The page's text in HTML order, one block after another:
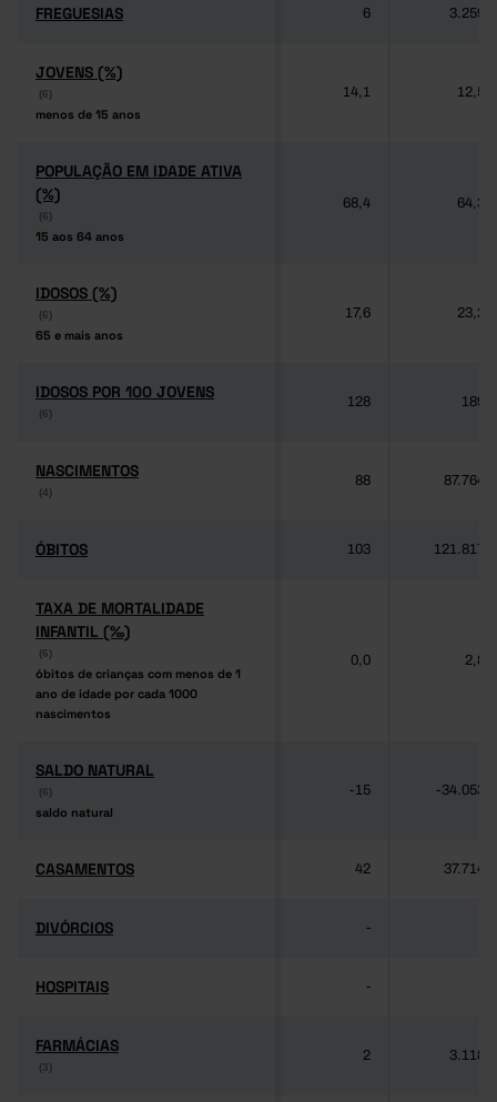
FREGUESIAS
FREGUESIAS 6 3.259
JOVENS (%)
(6)
menos de 15 anos
JOVENS (%)
(6)
menos de 15 anos
14,1 12,5
POPULAÇÃO EM IDADE ATIVA
(%)
(6)
15 aos 64 anos
POPULAÇÃO EM IDADE ATIVA
(%)
(6)
15 aos 64 anos
68,4 64,3
IDOSOS (%)
(6)
65 e mais anos
IDOSOS (%)
(6)
65 e mais anos
17,6 23,2
IDOSOS POR 100 JOVENS
(6)
IDOSOS POR 100 JOVENS
(6)
128 189
NASCIMENTOS
(4)
NASCIMENTOS
(4)
88 87.764
ÓBITOS
ÓBITOS 103 121.817
TAXA DE MORTALIDADE
INFANTIL (‰)
(6)
óbitos de crianças com menos de 1
ano de idade por cada 1000
nascimentos
TAXA DE MORTALIDADE
INFANTIL (‰)
(6)
óbitos de crianças com menos de 1
ano de idade por cada 1000
nascimentos
0,0 2,8
SALDO NATURAL
(6)
saldo natural
SALDO NATURAL
(6)
saldo natural
-15 -34.053
CASAMENTOS
CASAMENTOS 42 37.714
DIVÓRCIOS
DIVÓRCIOS -
HOSPITAIS
HOSPITAIS -
FARMÁCIAS
(3)
FARMÁCIAS
(3)
2 3.118